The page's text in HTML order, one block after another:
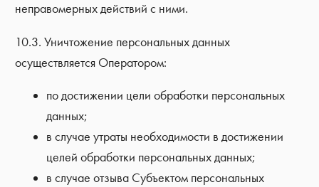
неправомерных действий с ними.
10.3. Уничтожение персональных данных
осуществляется Оператором:
по достижении цели обработки персональных
данных;
в случае утраты необходимости в достижении
целей обработки персональных данных;
в случае отзыва Субъектом персональных